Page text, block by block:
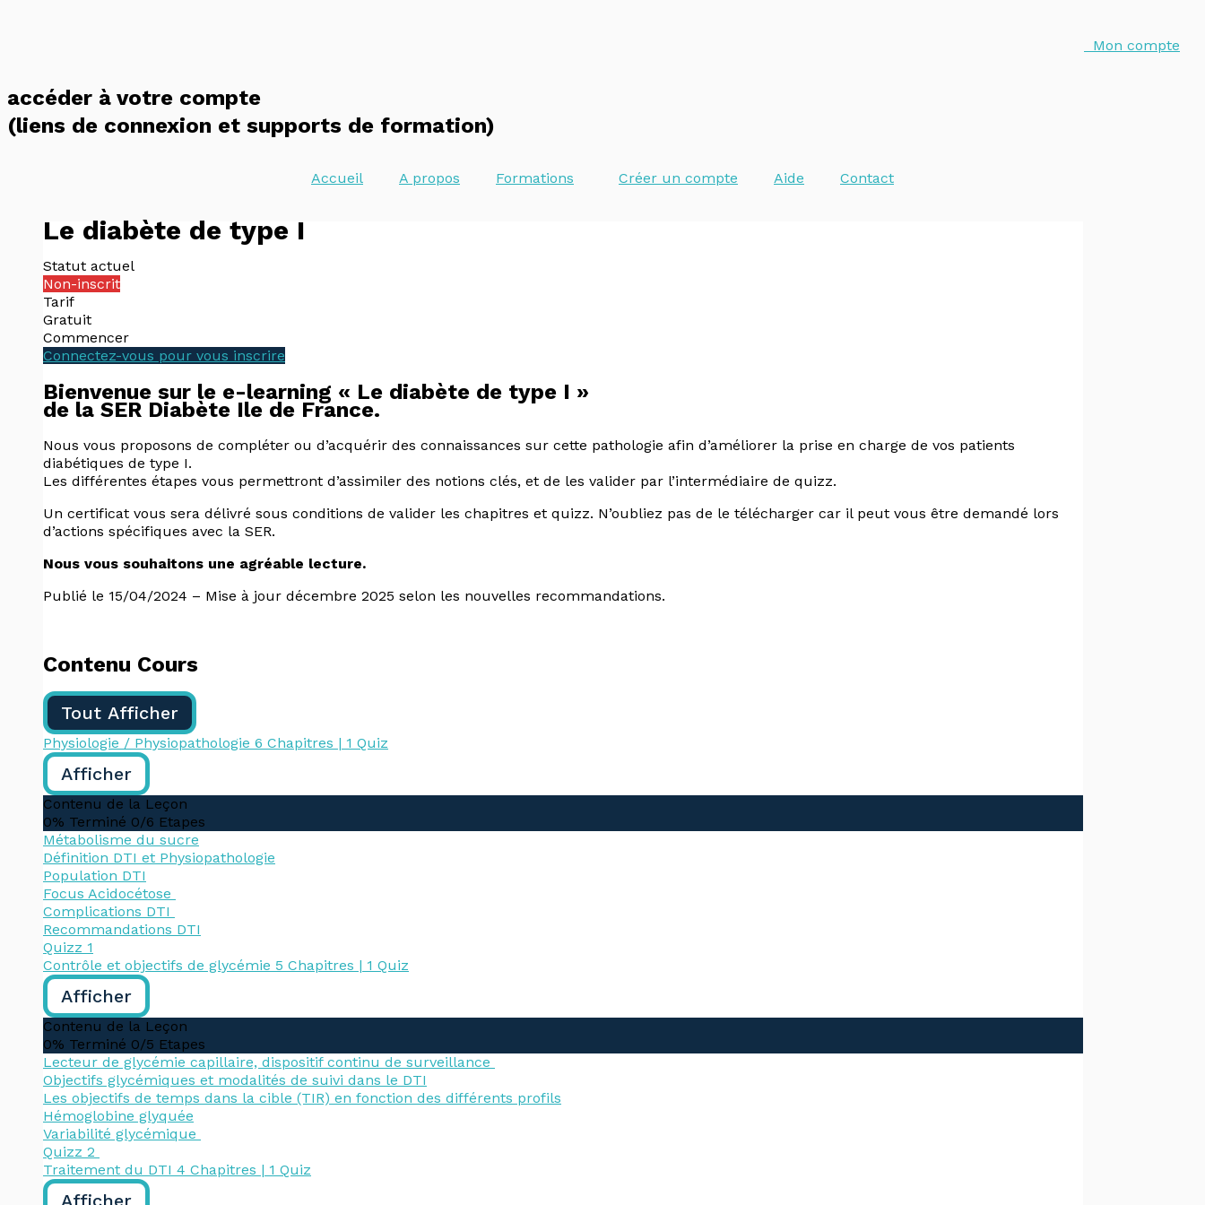
Mon compte
accéder à votre compte
(liens de connexion et supports de formation)
Accueil A propos Formations Créer un compte Aide Contact
Le diabète de type I
Statut actuel
Non-inscrit
Tarif
Gratuit
Commencer
Connectez-vous pour vous inscrire
Bienvenue sur le e-learning « Le diabète de type I »
de la SER Diabète Ile de France.
Nous vous proposons de compléter ou d’acquérir des connaissances sur cette pathologie afin d’améliorer la prise en charge de vos patients
diabétiques de type I.
Les différentes étapes vous permettront d’assimiler des notions clés, et de les valider par l’intermédiaire de quizz.
Un certificat vous sera délivré sous conditions de valider les chapitres et quizz. N’oubliez pas de le télécharger car il peut vous être demandé lors
d’actions spécifiques avec la SER.
Nous vous souhaitons une agréable lecture.
Publié le 15/04/2024 – Mise à jour décembre 2025 selon les nouvelles recommandations.
Contenu Cours
Tout Afficher
Physiologie / Physiopathologie 6 Chapitres | 1 Quiz
Afficher
Contenu de la Leçon
0% Terminé 0/6 Etapes
Métabolisme du sucre
Définition DTI et Physiopathologie
Population DTI
Focus Acidocétose
Complications DTI
Recommandations DTI
Quizz 1
Contrôle et objectifs de glycémie 5 Chapitres | 1 Quiz
Afficher
Contenu de la Leçon
0% Terminé 0/5 Etapes
Lecteur de glycémie capillaire, dispositif continu de surveillance
Objectifs glycémiques et modalités de suivi dans le DTI
Les objectifs de temps dans la cible (TIR) en fonction des différents profils
Hémoglobine glyquée
Variabilité glycémique
Quizz 2
Traitement du DTI 4 Chapitres | 1 Quiz
Afficher